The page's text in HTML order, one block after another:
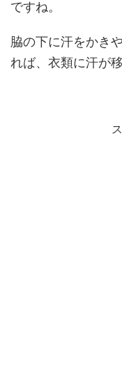
ですね。
脇の下に汗をかき
れば、衣類に汗が